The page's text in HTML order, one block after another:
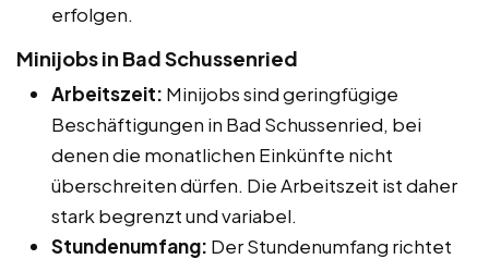
erfolgen.
Minijobs in Bad Schussenried
Arbeitszeit: Minijobs sind geringfügige
Beschäftigungen in Bad Schussenried, bei
denen die monatlichen Einkünfte nicht
überschreiten dürfen. Die Arbeitszeit ist daher
stark begrenzt und variabel.
Stundenumfang: Der Stundenumfang richtet